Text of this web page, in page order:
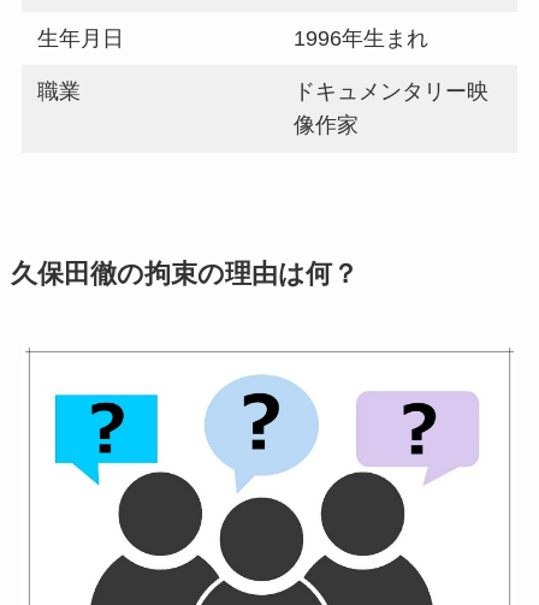
生年月日 1996年生まれ
職業
ドキュメンタリー映
像作家
久保田徹の拘束の理由は何？